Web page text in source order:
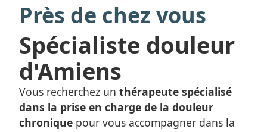
Près de chez vous
Spécialiste douleur
d'Amiens
Vous recherchez un thérapeute spécialisé
dans la prise en charge de la douleur
chronique pour vous accompagner dans la